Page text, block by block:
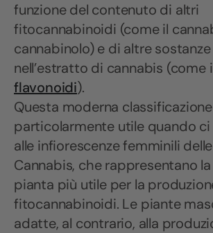
funzione del contenuto di altri
fitocannabinoidi (come il
cannabinolo) e di altre
nell’estratto di cannabis (come
flavonoidi).
Questa moderna
particolarmente utile quando
alle infiorescenze femminili
Cannabis, che rappresentano
pianta più utile per la
fitocannabinoidi. Le piante
adatte, al contrario, alla